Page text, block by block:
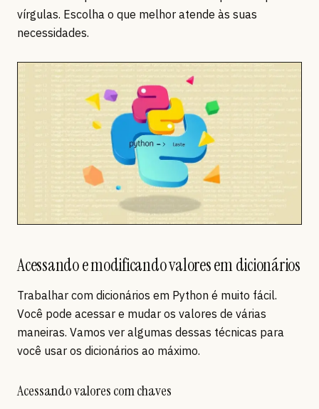
vírgulas. Escolha o que melhor atende às suas
necessidades.
Acessando e modificando valores em dicionários
Trabalhar com dicionários em Python é muito fácil.
Você pode acessar e mudar os valores de várias
maneiras. Vamos ver algumas dessas técnicas para
você usar os dicionários ao máximo.
Acessando valores com chaves